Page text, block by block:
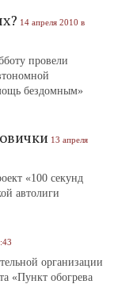
14 апреля 2010 в
провели
бездомным»
13 апреля
«100 секунд
автолиги
организации
«Пункт обогрева